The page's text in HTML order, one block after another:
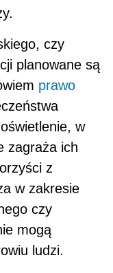
czy
planowane są
prawo
w
zagraża ich
z
w zakresie
czy
mogą
ludzi.